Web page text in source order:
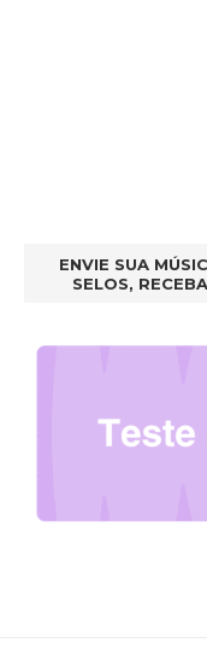
ENVIE SUA
SELOS,